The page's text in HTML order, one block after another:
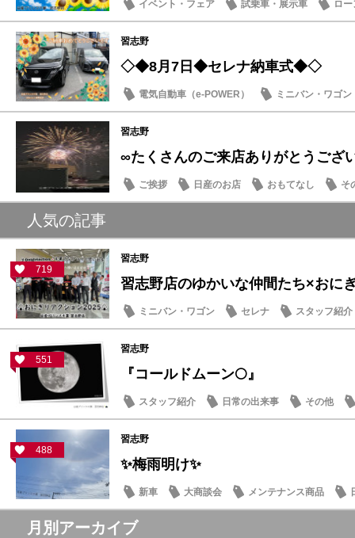
イベント・フェア 試乗車・展示車
ロー
営業日・店休日
習志野
◇◆8月7日◆セレナ納車式◆◇
電気自動車（e-POWER）
ミニバン・ワゴン
納車式
習志野
∞たくさんのご来店ありがとうござ
ご挨拶 日産のお店 おもてなし そ
人気の記事
719
習志野
習志野店のゆかいな仲間たち×おに
ミニバン・ワゴン セレナ スタッフ紹介
551
習志野
『コールドムーン🌕』
スタッフ紹介 日常の出来事 その他
488
習志野
✨梅雨明け✨
新車 大商談会 メンテナンス商品
月別アーカイブ